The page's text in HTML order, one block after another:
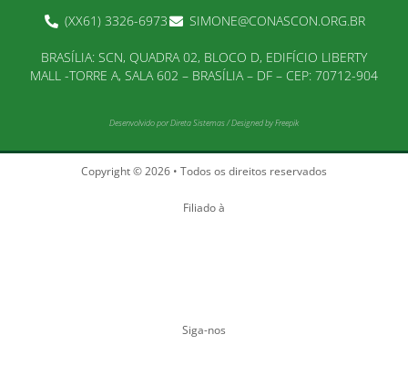
(XX61) 3326-6973 SIMONE@CONASCON.ORG.BR
BRASÍLIA: SCN, QUADRA 02, BLOCO D, EDIFÍCIO LIBERTY
MALL -TORRE A, SALA 602 – BRASÍLIA – DF – CEP: 70712-904
Desenvolvido porDireta Sistemas/Designed by Freepik
Copyright © 2026 • Todos os direitos reservados
Filiado à
Siga-nos